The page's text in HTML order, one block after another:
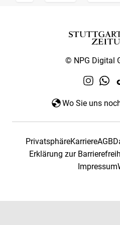
© NPG Digital
Wo Sie uns
PrivatsphäreKarriereAGB
Erklärung zur
Impressum